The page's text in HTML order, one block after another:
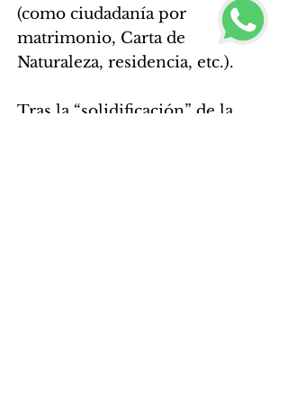
(como ciudadanía por
matrimonio, Carta de
Naturaleza, residencia, etc.).
Tras la “solidificación” de la